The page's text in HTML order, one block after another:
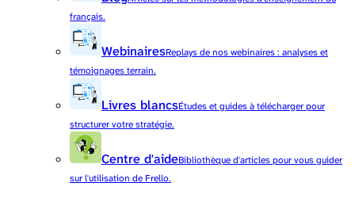
français.
WebinairesReplays de nos webinaires : analyses et
témoignages terrain.
Livres blancsÉtudes et guides à télécharger pour
structurer votre stratégie.
Centre d'aideBibliothèque d'articles pour vous guider
sur l'utilisation de Frello.